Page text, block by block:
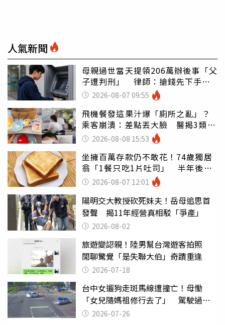
人氣新聞
母親過世當天提領206萬辦後事「父
子遭判刑」 律師：搶錢先下手是
罪 2026-08-07 09:55
飛機餐發這果汁爆「廁所之亂」？
乘客崩潰：差點丟大臉 醫揭3類人
別亂喝
2026-08-08 15:53
坐擁百萬存款仍不敢花！74歲獨居
翁「1餐只吃1片吐司」 半年後暴
瘦嚇壞女兒
2026-08-07 12:01
陽明交大教授砍死妹夫！岳母追思首
發聲 揭11年經營真相駁「爭產」
2026-08-02
旅遊變認親！陸男幫台灣遊客拍照
閒聊驚覺「是失聯大伯」奇蹟重逢
2026-07-18
台中女遛狗走斑馬線遭撞亡！母慟
「女兒隨媽祖修行去了」 駕駛過失
致死判9月
2026-07-26